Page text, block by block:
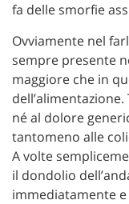
fa delle smorfie
Ovviamente nel
sempre presente
maggiore che in
né al dolore
tantomeno alle
A volte
il dondolio
immediatamente